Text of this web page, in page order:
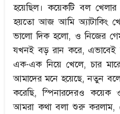
হয়েছিল। কয়েকটি বল
হয়তো আজ আমি অ্যাটাকিং
ভালো দিক হলো, ও নিজের
যখনই বড় রান করে, এভাবেই
এক-এক নিয়ে খেলে, চার
আমাদের মনে হয়েছে, নতুন
করেছি, স্পিনারদেরও
আমরা কথা বলা শুরু করলাম,